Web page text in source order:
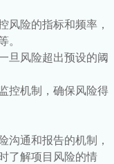
风险的指标和频率，
。
旦风险超出预设的阈
控机制，确保风险得
沟通和报告的机制，
了解项目风险的情